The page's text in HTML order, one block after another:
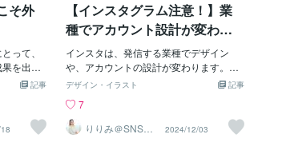
そ外
って、
を出す
も、最
ここで
の最大
ンやラ
記事
【インスタグラム注意！】業
種でアカウント設計が変わり
ます
インスタは、発信する業種でデザイン
や、アカウントの設計が変わります。こ
こを間違えてしまうと、「アカウント作
うならないためにも、違いをご紹介しま
すね！ぜひ、参考にしてみてください例
えば、◼︎リアル店舗➡︎エステサロン・飲
記事
デザイン・イラスト
7
りりみ＠SNSイ
ンスタ運用
2024/12/03